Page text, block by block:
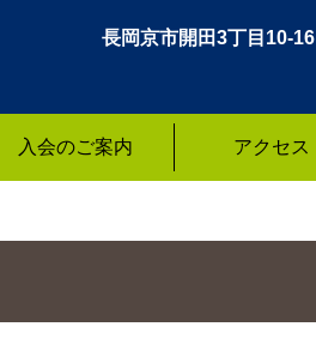
長岡京市開田3丁目10-16
入会のご案内 アクセス